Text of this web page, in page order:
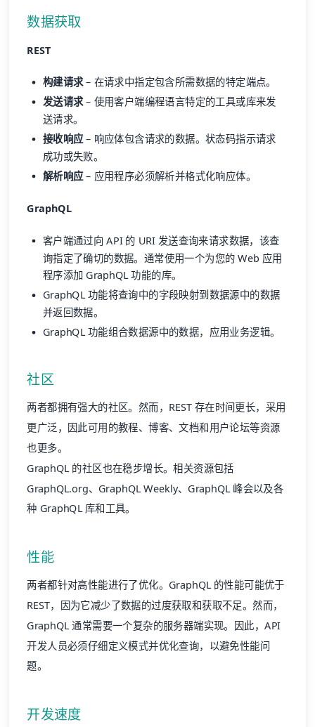
数据获取
REST
构建请求– 在请求中指定包含所需数据的特定端点。
发送请求– 使用客户端编程语言特定的工具或库来发
送请求。
接收响应– 响应体包含请求的数据。状态码指示请求
成功或失败。
解析响应– 应用程序必须解析并格式化响应体。
GraphQL
客户端通过向 API 的 URI 发送查询来请求数据，该查
询指定了确切的数据。通常使用一个为您的 Web 应用
程序添加 GraphQL 功能的库。
GraphQL 功能将查询中的字段映射到数据源中的数据
并返回数据。
GraphQL 功能组合数据源中的数据，应用业务逻辑。
社区
两者都拥有强大的社区。然而，REST 存在时间更长，采用
更广泛，因此可用的教程、博客、文档和用户论坛等资源
也更多。
GraphQL 的社区也在稳步增长。相关资源包括
GraphQL.org、GraphQL Weekly、GraphQL 峰会以及各
种 GraphQL 库和工具。
性能
两者都针对高性能进行了优化。GraphQL 的性能可能优于
REST，因为它减少了数据的过度获取和获取不足。然而，
GraphQL 通常需要一个复杂的服务器端实现。因此，API
开发人员必须仔细定义模式并优化查询，以避免性能问
题。
开发速度